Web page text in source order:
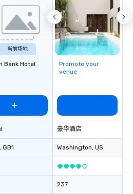
当前场地
Bank Hotel
, GB1
Promote your
venue
豪华酒店
Washington, US
237